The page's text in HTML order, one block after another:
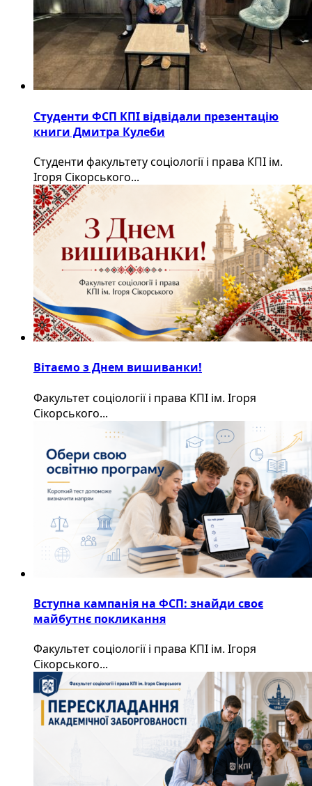
Студенти ФСП КПІ відвідали презентацію
книги Дмитра Кулеби
Студенти факультету соціології і права КПІ ім.
Ігоря Сікорського...
Вітаємо з Днем вишиванки!
Факультет соціології і права КПІ ім. Ігоря
Сікорського...
Вступна кампанія на ФСП: знайди своє
майбутнє покликання
Факультет соціології і права КПІ ім. Ігоря
Сікорського...